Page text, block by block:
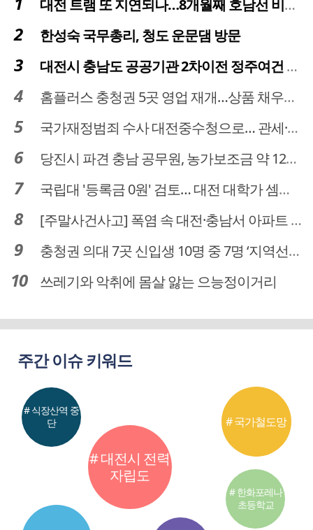
대전 트램 또 지연되나…8개월째 호남선 비개착공사 시공사 선정 난항
한성숙 국무총리, 청도 운문댐 방문
대전시 충남도 공공기관 2차이전 정주여건 확보 시급
홈플러스 충청권 5곳 영업 재개…상품 채우기 ‘속도전’
국가재정범죄 수사 대전중수청으로… 관세·국세 수사 전문인력 주목
당진시 파견 충남 공무원, 농가보조금 약 12억 원 횡령…충남도, "엄정 조치할 것"
국립대 '등록금 0원' 검토… 대전 대학가 셈법 복잡
[주말사건사고] 폭염 속 대전·충남서 아파트 화재·정전 잇따라…주민 대피·불편
충청권 의대 7곳 신입생 10명 중 7명 ‘지역선발’… 대전도 69.7%
쓰레기와 악취에 몸살 앓는 으능정이거리
주간 이슈 키워드
# 대전시 전력
자립도
# 국가철도망
# 식장산역 중
단
# 한화포레나
초등학교